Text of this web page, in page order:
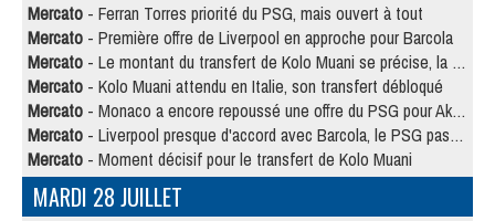
Mercato - Ferran Torres priorité du PSG, mais ouvert à tout
Mercato - Première offre de Liverpool en approche pour Barcola
Mercato - Le montant du transfert de Kolo Muani se précise, la formule aussi
Mercato - Kolo Muani attendu en Italie, son transfert débloqué
Mercato - Monaco a encore repoussé une offre du PSG pour Akliouche
Mercato - Liverpool presque d'accord avec Barcola, le PSG pas du tout
Mercato - Moment décisif pour le transfert de Kolo Muani
MARDI 28 JUILLET